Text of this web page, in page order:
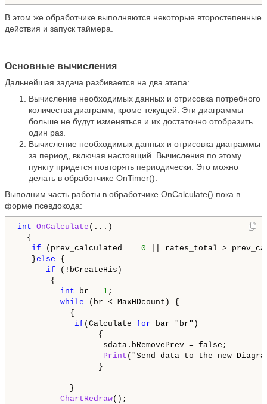
В этом же обработчике выполняются некоторые второстепенные
действия и запуск таймера.
Основные вычисления
Дальнейшая задача разбивается на два этапа:
Вычисление необходимых данных и отрисовка потребного
количества диаграмм, кроме текущей. Эти диаграммы
больше не будут изменяться и их достаточно отобразить
один раз.
Вычисление необходимых данных и отрисовка диаграммы
за период, включая настоящий. Вычисления по этому
пункту придется повторять периодически. Это можно
делать в обработчике OnTimer().
Выполним часть работы в обработчике OnCalculate() пока в
форме псевдокода:
int OnCalculate (...)
{
if (prev_calculated == 0 || rates_total >
}else {
if (!bCreateHis)
{
int br = 1;
while (br < MaxHDcount) {
{
if (Calculate for bar "br")
{
                  sdata.bRemovePrev = false;
Print ("Send data to the new
}
}
ChartRedraw();